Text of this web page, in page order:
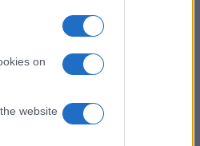
on
website